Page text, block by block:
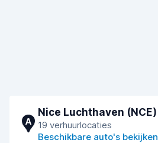
A
Nice Luchthaven (NCE)
19 verhuurlocaties
Beschikbare auto's bekijken